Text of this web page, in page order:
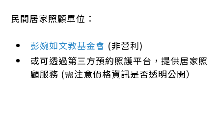
民間居家照顧單位：
彭婉如文教基金會 (非營利)
或可透過第三方預約照護平台，提供居家照
顧服務 (需注意價格資訊是否透明公開）